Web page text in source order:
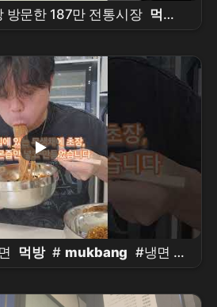
방문한 187만 전통시장 먹방
유튜버
먹방 # mukbang #냉면 #
짜파게티